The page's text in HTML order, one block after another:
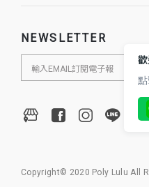
NEWSLETTER
Copyright© 2020 Poly Lulu All